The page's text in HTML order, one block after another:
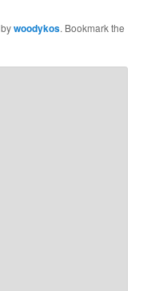
bywoodykos. Bookmark the